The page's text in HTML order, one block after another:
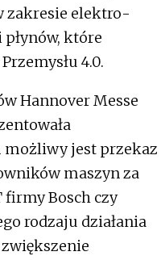
zakresie elektro-
które
4.0.
Hannover Messe
jest przekaz
maszyn za
Bosch czy
rodzaju działania